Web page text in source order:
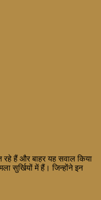
रहे हैं और बाहर यह सवाल किया
सुर्खियों में हैं। जिन्होंने इन